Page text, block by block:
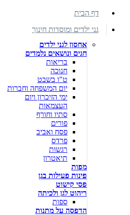
דף הבית
גני ילדים ומוסדות חינוך
אחסון לגני ילדים
חגים ונושאים נלמדים
בריאות
חנוכה
ט"ו בשבט
יום המשפחה וחברות
ימי הזיכרון ויום
העצמאות
סתיו וחורף
פורים
פסח ואביב
פרדס
רגשות
תיאטרון
מפות
פינות פעילות בגן
פסי קישוט
ריהוט לגן ולכיתה
ספות
הדפסה על מתנות